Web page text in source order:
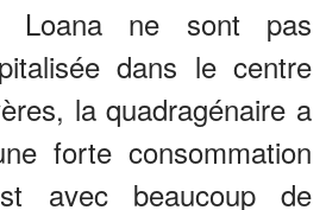
Loana ne sont pas
dans le centre
la quadragénaire a
forte consommation
avec beaucoup de